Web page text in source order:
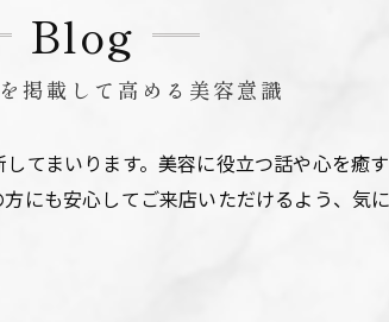
Blog
掲載して高める美容意識
てまいります。美容に役立つ話や心を癒
にも安心してご来店いただけるよう、気